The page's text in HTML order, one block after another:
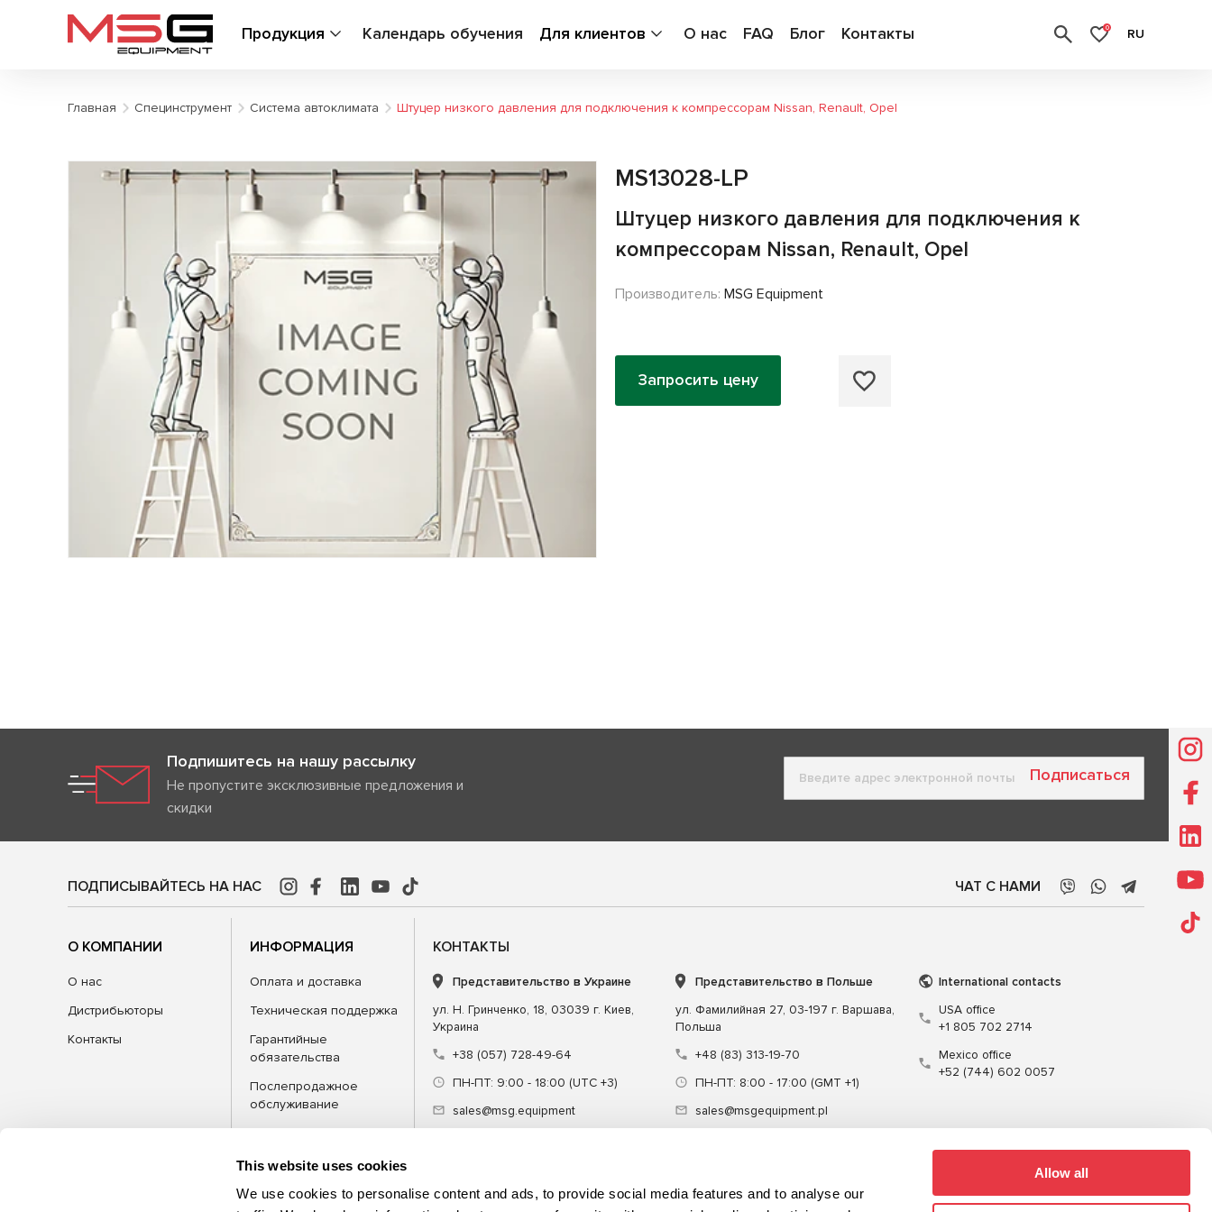
This website uses cookies
We use cookies to personalise content and ads, to provide social media features and to analyse our
Allow all
Продукция Календарь обучения Для клиентов О нас FAQ Блог Контакты 0 RU
Главная Специнструмент Система автоклимата Штуцер низкого давления для подключения к компрессорам Nissan, Renault, Opel
MS13028-LP
Штуцер низкого давления для подключения к
компрессорам Nissan, Renault, Opel
Производитель: MSG Equipment
Запросить цену
Подпишитесь на нашу рассылку
Не пропустите эксклюзивные предложения и
скидки
Подписаться
ПОДПИСЫВАЙТЕСЬ НА НАС ЧАТ С НАМИ
О КОМПАНИИ
О нас
Дистрибьюторы
Контакты
ИНФОРМАЦИЯ
Оплата и доставка
Техническая поддержка
Гарантийные
обязательства
Послепродажное
обслуживание
FAQ
Блог
КОНТАКТЫ
Представительство в Украине
ул. Н. Гринченко, 18, 03039 г. Киев,
Украина
+38 (057) 728-49-64
ПН-ПТ: 9:00 - 18:00 (UTC +3)
sales@msg.equipment
Представительство в Польше
ул. Фамилийная 27, 03-197 г. Варшава,
Польша
+48 (83) 313-19-70
ПН-ПТ: 8:00 - 17:00 (GMT +1)
sales@msgequipment.pl
International contacts
USA office
+1 805 702 2714
Mexico office
+52 (744) 602 0057